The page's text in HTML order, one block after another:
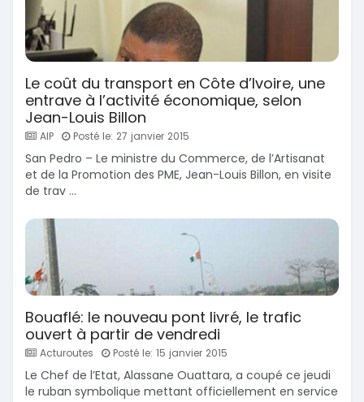
Le coût du transport en Côte d’Ivoire, une
entrave à l’activité économique, selon
Jean-Louis Billon
AIP Posté le: 27 janvier 2015
San Pedro – Le ministre du Commerce, de l’Artisanat
et de la Promotion des PME, Jean-Louis Billon, en visite
de trav ...
Bouaflé: le nouveau pont livré, le trafic
ouvert à partir de vendredi
Acturoutes Posté le: 15 janvier 2015
Le Chef de l’Etat, Alassane Ouattara, a coupé ce jeudi
le ruban symbolique mettant officiellement en service